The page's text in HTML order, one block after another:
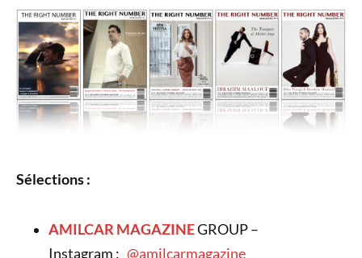
Sélections :
AMILCAR MAGAZINEGROUP –
Instagram : @amilcarmagazine